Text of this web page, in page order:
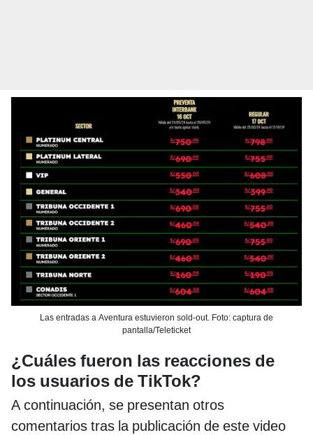
Las entradas a Aventura estuvieron sold-out. Foto: captura de
pantalla/Teleticket
¿Cuáles fueron las reacciones de
los usuarios de TikTok?
A continuación, se presentan otros
comentarios tras la publicación de este video